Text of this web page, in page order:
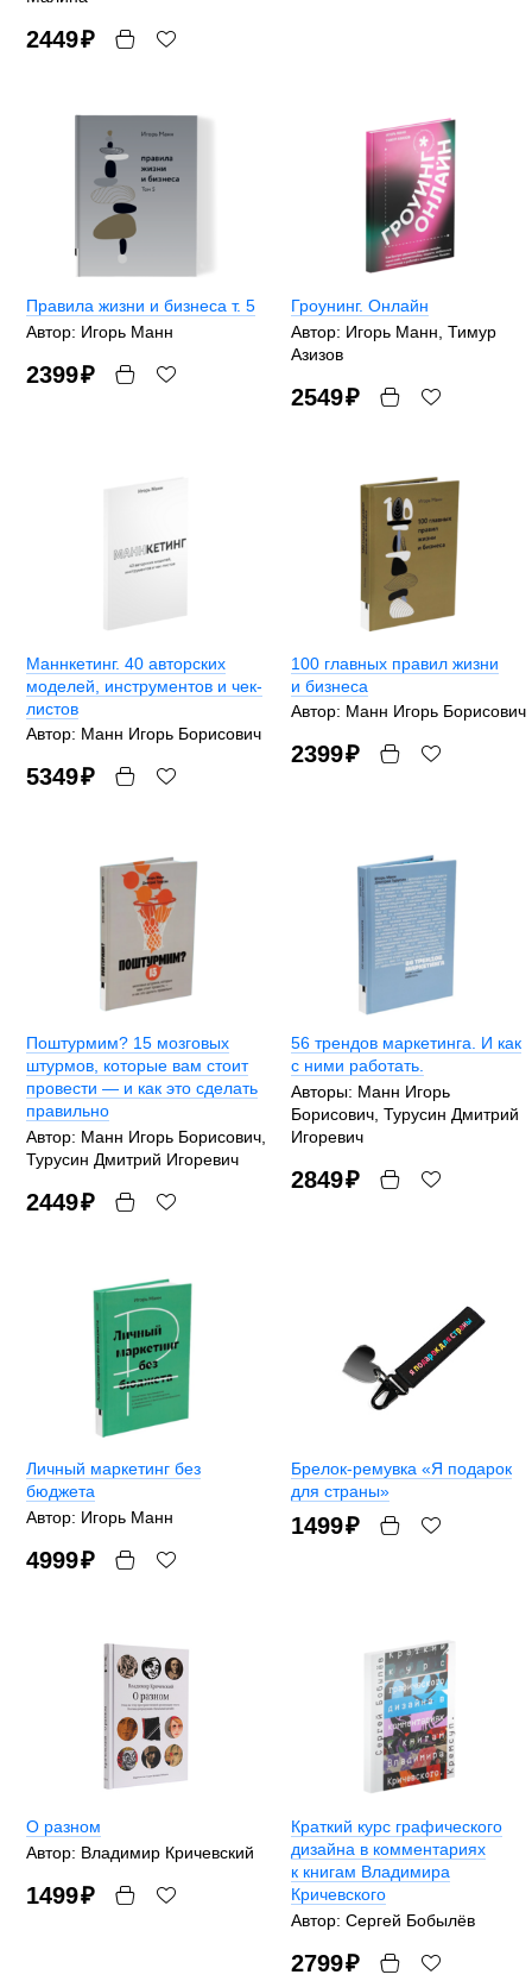
2449₽
Правила жизни и бизнеса т. 5
Автор: Игорь Манн
2399₽
Гроунинг. Онлайн
Автор: Игорь Манн, Тимур
Азизов
2549₽
Маннкетинг. 40 авторских
моделей, инструментов и чек-
листов
Автор: Манн Игорь Борисович
5349₽
100 главных правил жизни
и бизнеса
Автор: Манн Игорь Борисович
2399₽
Поштурмим? 15 мозговых
штурмов, которые вам стоит
провести — и как это сделать
правильно
Автор: Манн Игорь Борисович,
Турусин Дмитрий Игоревич
2449₽
56 трендов маркетинга. И как
с ними работать.
Авторы: Манн Игорь
Борисович, Турусин Дмитрий
Игоревич
2849₽
Личный маркетинг без
бюджета
Автор: Игорь Манн
4999₽
Брелок-ремувка «Я подарок
для страны»
1499₽
О разном
Автор: Владимир Кричевский
1499₽
Краткий курс графического
дизайна в комментариях
к книгам Владимира
Кричевского
Автор: Сергей Бобылёв
2799₽